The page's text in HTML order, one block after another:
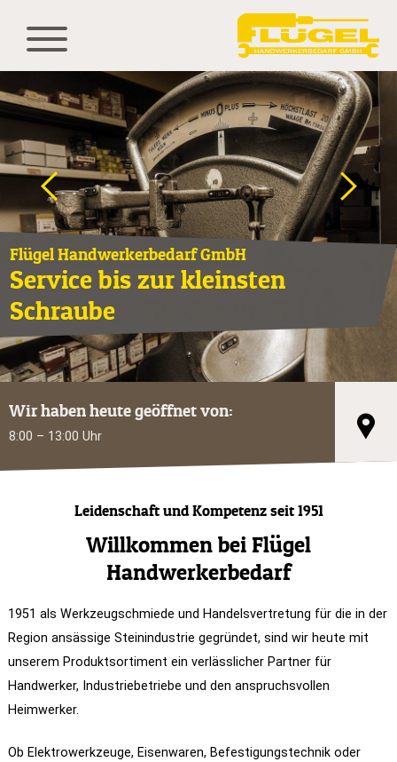
Flügel Handwerkerbedarf GmbH
Service bis zur kleinsten
Schraube
< >
Wir haben heute geöffnet von:
8:00 – 13:00 Uhr
Leidenschaft und Kompetenz seit 1951
Willkommen bei Flügel
Handwerkerbedarf
1951 als Werkzeugschmiede und Handelsvertretung für die in der
Region ansässige Steinindustrie gegründet, sind wir heute mit
unserem Produktsortiment ein verlässlicher Partner für
Handwerker, Industriebetriebe und den anspruchsvollen
Heimwerker.
Ob Elektrowerkzeuge, Eisenwaren, Befestigungstechnik oder